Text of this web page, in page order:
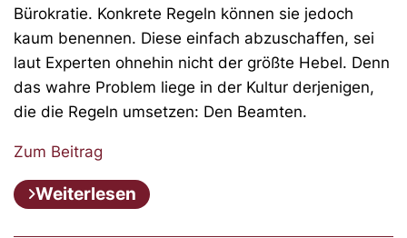
Bürokratie. Konkrete Regeln können sie jedoch
kaum benennen. Diese einfach abzuschaffen, sei
laut Experten ohnehin nicht der größte Hebel. Denn
das wahre Problem liege in der Kultur derjenigen,
die die Regeln umsetzen: Den Beamten.
Zum Beitrag
Weiterlesen